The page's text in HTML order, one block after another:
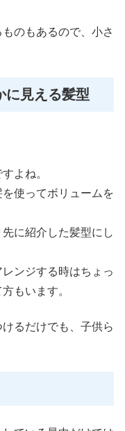
のもあるので、小さ
に見える髪型
よね。
使ってボリュームを
に紹介した髪型にし
ンジする時はちょっ
もいます。
るだけでも、子供ら